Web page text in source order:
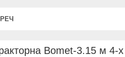
Bomet-3.15 м 4-х